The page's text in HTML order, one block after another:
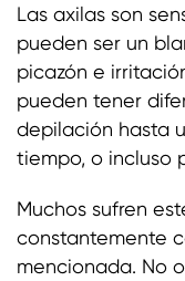
Las axilas son
pueden ser un
picazón e
pueden tener
depilación hasta
tiempo, o incluso
Muchos sufren
constantemente
mencionada. No